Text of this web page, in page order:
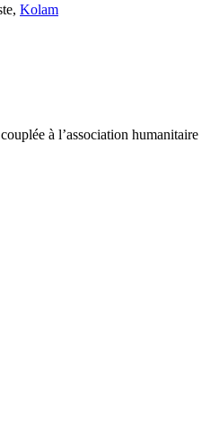
Kolam
à l’association humanitaire